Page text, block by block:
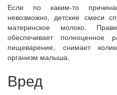
Если по каким-то
невозможно, детские смеси
материнское молоко.
обеспечивает полноценное
пищеварение, снимает
организм малыша.
Вред